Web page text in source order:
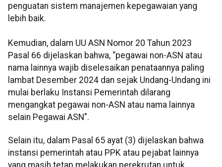
penguatan sistem manajemen kepegawaian yang
lebih baik.
Kemudian, dalam UU ASN Nomor 20 Tahun 2023
Pasal 66 dijelaskan bahwa, “pegawai non-ASN atau
nama lainnya wajib diselesaikan penataannya paling
lambat Desember 2024 dan sejak Undang-Undang ini
mulai berlaku Instansi Pemerintah dilarang
mengangkat pegawai non-ASN atau nama lainnya
selain Pegawai ASN".
Selain itu, dalam Pasal 65 ayat (3) dijelaskan bahwa
instansi pemerintah atau PPK atau pejabat lainnya